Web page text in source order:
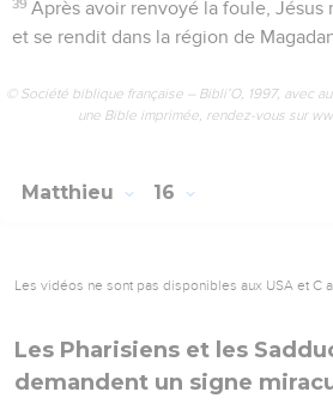
39 Après avoir renvoyé la foule, Jésus
et se rendit dans la région de
© Société biblique française – Bibli’O, 1997, avec
une Bible imprimée, rendez-vous sur
Matthieu 16
Les vidéos ne sont pas disponibles aux USA et C
Les Pharisiens et les
demandent un signe